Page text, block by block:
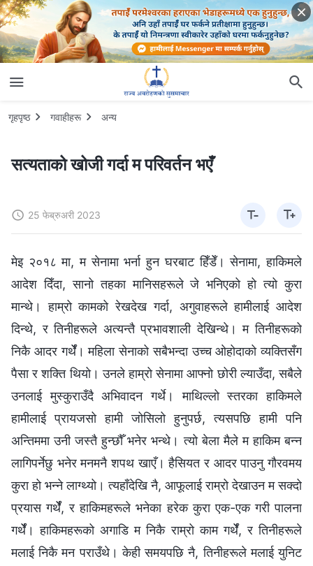
गृहपृष्ठ गवाहीहरू अन्य
सत्यताको खोजी गर्दा म परिवर्तन भएँ
25 फेब्रुअरी 2023
मेइ २०१८ मा, म सेनामा भर्ना हुन घरबाट हिँडेँ। सेनामा, हाकिमले
आदेश दिँदा, सानो तहका मानिसहरूले जे भनिएको हो त्यो कुरा
मान्थे। हाम्रो कामको रेखदेख गर्दा, अगुवाहरूले हामीलाई आदेश
दिन्थे, र तिनीहरूले अत्यन्तै प्रभावशाली देखिन्थे। म तिनीहरूको
निकै आदर गर्थेँ। महिला सेनाको सबैभन्दा उच्‍च ओहोदाको व्यक्तिसँग
पैसा र शक्ति थियो। उनले हाम्रो सेनामा आफ्‍नो छोरी ल्याउँदा, सबैले
उनलाई मुस्कुराउँदै अभिवादन गर्थे। माथिल्‍लो स्तरका हाकिमले
हामीलाई प्रायजसो हामी जोसिलो हुनुपर्छ, त्यसपछि हामी पनि
अन्तिममा उनी जस्तै हुन्छौँ भनेर भन्थे। त्यो बेला मैले म हाकिम बन्‍न
लागिपर्नेछु भनेर मनमनै शपथ खाएँ। हैसियत र आदर पाउनु गौरवमय
कुरा हो भन्‍ने लाग्थ्यो। त्यहाँदेखि नै, आफूलाई राम्रो देखाउन म सक्दो
प्रयास गर्थेँ, र हाकिमहरूले भनेका हरेक कुरा एक-एक गरी पालना
गर्थेँ। हाकिमहरूको अगाडि म निकै राम्रो काम गर्थेँ, र तिनीहरूले
मलाई निकै मन पराउँथे। केही समयपछि नै, तिनीहरूले मलाई युनिट